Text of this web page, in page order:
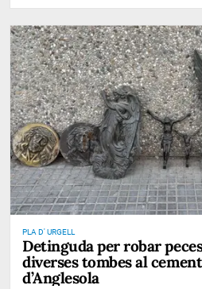
PLA D' URGELL
Detinguda per robar
diverses tombes al
d’Anglesola